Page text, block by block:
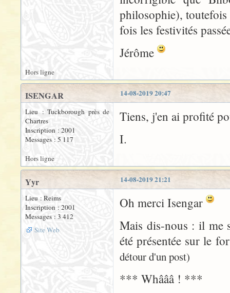
philosophie),
fois les festivités
Jérôme
Hors ligne
14-08-2019 20:47
ISENGAR
Lieu : Tuckborough près de
Chartres
Inscription : 2001
Messages : 5 117
Tiens, j'en ai profité
I.
Hors ligne
14-08-2019 21:21
Yyr
Lieu : Reims
Inscription : 2001
Messages : 3 412
Site Web
Oh merci Isengar
Mais dis-nous : il me
été présentée sur le
détour d'un post)
*** Whâââ ! ***